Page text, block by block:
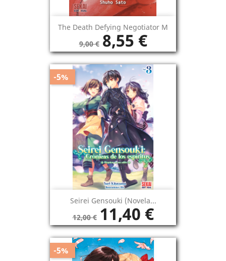
The Death Defying Negotiator M
9,00 € 8,55 €
Seirei Gensouki (novela...
12,00 € 11,40 €
-5%
-5%